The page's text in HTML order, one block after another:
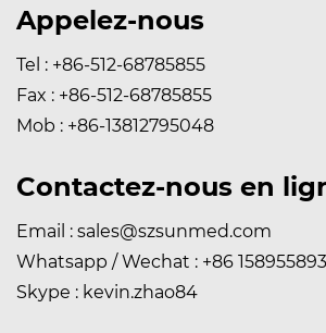
Appelez-nous
Tel : +86-512-68785855
Fax : +86-512-68785855
Mob : +86-13812795048
Contactez-nous en
Email : sales@szsunmed.com
Whatsapp / Wechat : +86
Skype : kevin.zhao84